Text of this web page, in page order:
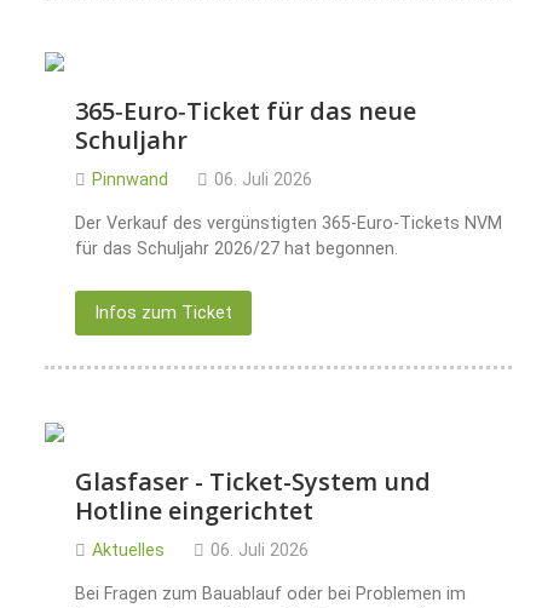
365‑Euro‑Ticket für das neue
Schuljahr
Pinnwand 06. Juli 2026
Der Verkauf des vergünstigten 365‑Euro‑Tickets NVM
für das Schuljahr 2026/27 hat begonnen.
Infos zum Ticket
Glasfaser - Ticket-System und
Hotline eingerichtet
Aktuelles 06. Juli 2026
Bei Fragen zum Bauablauf oder bei Problemen im